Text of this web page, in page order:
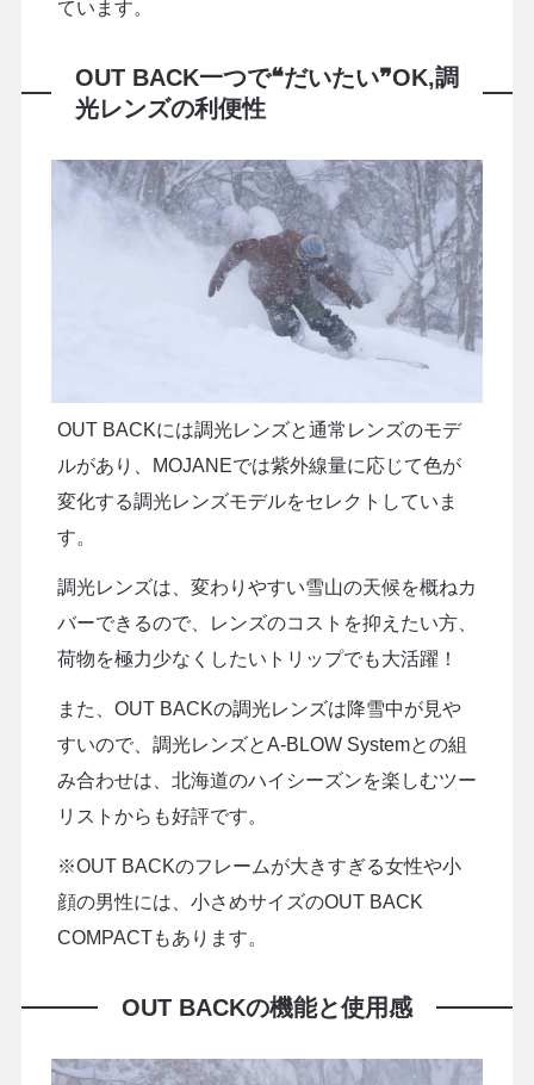
ています。
OUT BACK一つで❝だいたい❞OK,調
光レンズの利便性
OUT BACKには調光レンズと通常レンズのモデ
ルがあり、MOJANEでは紫外線量に応じて色が
変化する調光レンズモデルをセレクトしていま
す。
調光レンズは、変わりやすい雪山の天候を概ねカ
バーできるので、レンズのコストを抑えたい方、
荷物を極力少なくしたいトリップでも大活躍！
また、OUT BACKの調光レンズは降雪中が見や
すいので、調光レンズとA-BLOW Systemとの組
み合わせは、北海道のハイシーズンを楽しむツー
リストからも好評です。
※OUT BACKのフレームが大きすぎる女性や小
顔の男性には、小さめサイズのOUT BACK
COMPACTもあります。
OUT BACKの機能と使用感